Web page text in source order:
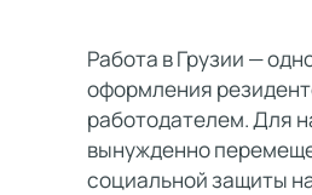
Работа в Грузии —
оформления
работодателем. Для
вынужденно
социальной защиты